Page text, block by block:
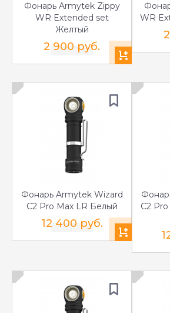
Фонарь Armytek Zippy
WR Extended set
Желтый
2 900 руб.
WR
Фонарь Armytek Wizard
C2 Pro Max LR Белый
12 400 руб.
C2